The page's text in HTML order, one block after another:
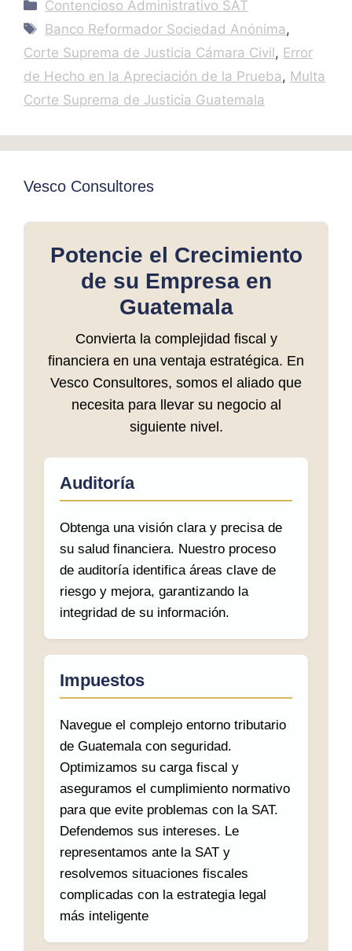
Contencioso Administrativo SAT
Tags
Banco Reformador Sociedad Anónima,
Corte Suprema de Justicia Cámara Civil, Error
de Hecho en la Apreciación de la Prueba, Multa
Corte Suprema de Justicia Guatemala
Vesco Consultores
Potencie el Crecimiento
de su Empresa en
Guatemala
Convierta la complejidad fiscal y
financiera en una ventaja estratégica. En
Vesco Consultores, somos el aliado que
necesita para llevar su negocio al
siguiente nivel.
Auditoría
Obtenga una visión clara y precisa de
su salud financiera. Nuestro proceso
de auditoría identifica áreas clave de
riesgo y mejora, garantizando la
integridad de su información.
Impuestos
Navegue el complejo entorno tributario
de Guatemala con seguridad.
Optimizamos su carga fiscal y
aseguramos el cumplimiento normativo
para que evite problemas con la SAT.
Defendemos sus intereses. Le
representamos ante la SAT y
resolvemos situaciones fiscales
complicadas con la estrategia legal
más inteligente